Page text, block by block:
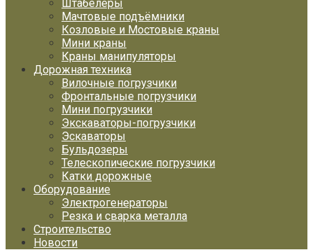
Штабелёры
Мачтовые подъёмники
Козловые и Мостовые краны
Мини краны
Краны манипуляторы
Дорожная техника
Вилочные погрузчики
Фронтальные погрузчики
Мини погрузчики
Экскаваторы-погрузчики
Эскаваторы
Бульдозеры
Телескопические погрузчики
Катки дорожные
Оборудование
Электрогенераторы
Резка и сварка металла
Строительство
Новости